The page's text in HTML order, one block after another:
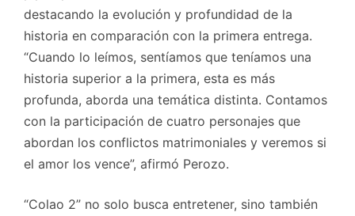
destacando la evolución y profundidad de la
historia en comparación con la primera entrega.
“Cuando lo leímos, sentíamos que teníamos una
historia superior a la primera, esta es más
profunda, aborda una temática distinta. Contamos
con la participación de cuatro personajes que
abordan los conflictos matrimoniales y veremos si
el amor los vence”, afirmó Perozo.
“Colao 2” no solo busca entretener, sino también